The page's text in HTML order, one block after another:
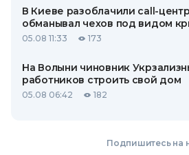
В Киеве разоблачили call-
обманывал чехов под видом
05.08 11:33 173
На Волыни чиновник
работников строить свой дом
05.08 06:42 182
Подпишитесь на